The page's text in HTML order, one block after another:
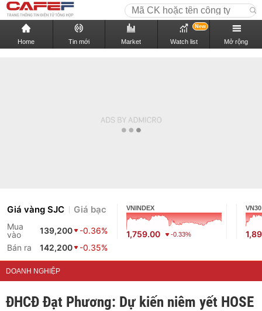
Home Tin mới Market Watch list
New
Mở rộng
Giá vàng SJC Giá bạc
Mua
vào
139,200
-0.36%
Bán ra
142,200 -0.35%
VNINDEX
1,759.00 -0.33%
VN30
DOANH NGHIỆP
ĐHCĐ Đạt Phương: Dự kiến niêm yết HOSE